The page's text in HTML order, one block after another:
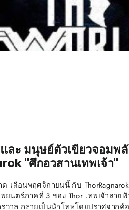
ละ มนุษย์ตัวเขียวจอมพ
"ศึกอวสานเทพเจ้า"
เดือนพฤศจิกายนนี้ กับ
พยนตร์ภาคที่ 3 ของ Thor เทพเจ้าสาย
วาล กลายเป็นนักโทษโดยปราศจากค้